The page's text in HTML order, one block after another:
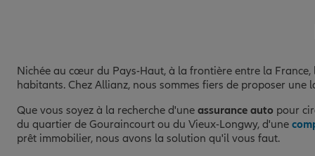
Nichée au cœur du Pays-Haut, à la frontière entre la
habitants. Chez Allianz, nous sommes fiers de proposer une
Que vous soyez à la recherche d'une assurance auto pour
du quartier de Gouraincourt ou du Vieux-Longwy, d'une
prêt immobilier, nous avons la solution qu'il vous faut.